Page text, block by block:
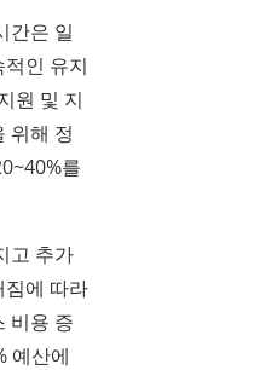
간은 일
인 유지
원 및 지
위해 정
를
고 추가
짐에 따라
비용 증
예산에